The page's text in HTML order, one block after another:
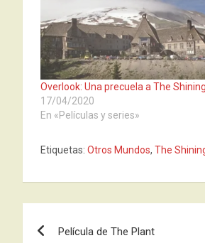
Overlook: Una precuela a The Shining
17/04/2020
En «Películas y series»
Etiquetas: Otros Mundos, The
Película de The Plant